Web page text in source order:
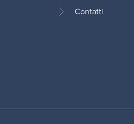
Contatti